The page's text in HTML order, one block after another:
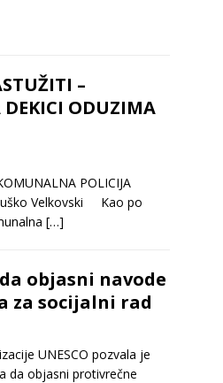
–
ODUZIMA
POLICIJA
Velkovski Kao po
[…]
objasni navode
za socijalni rad
UNESCO pozvala je
da objasni protivrečne